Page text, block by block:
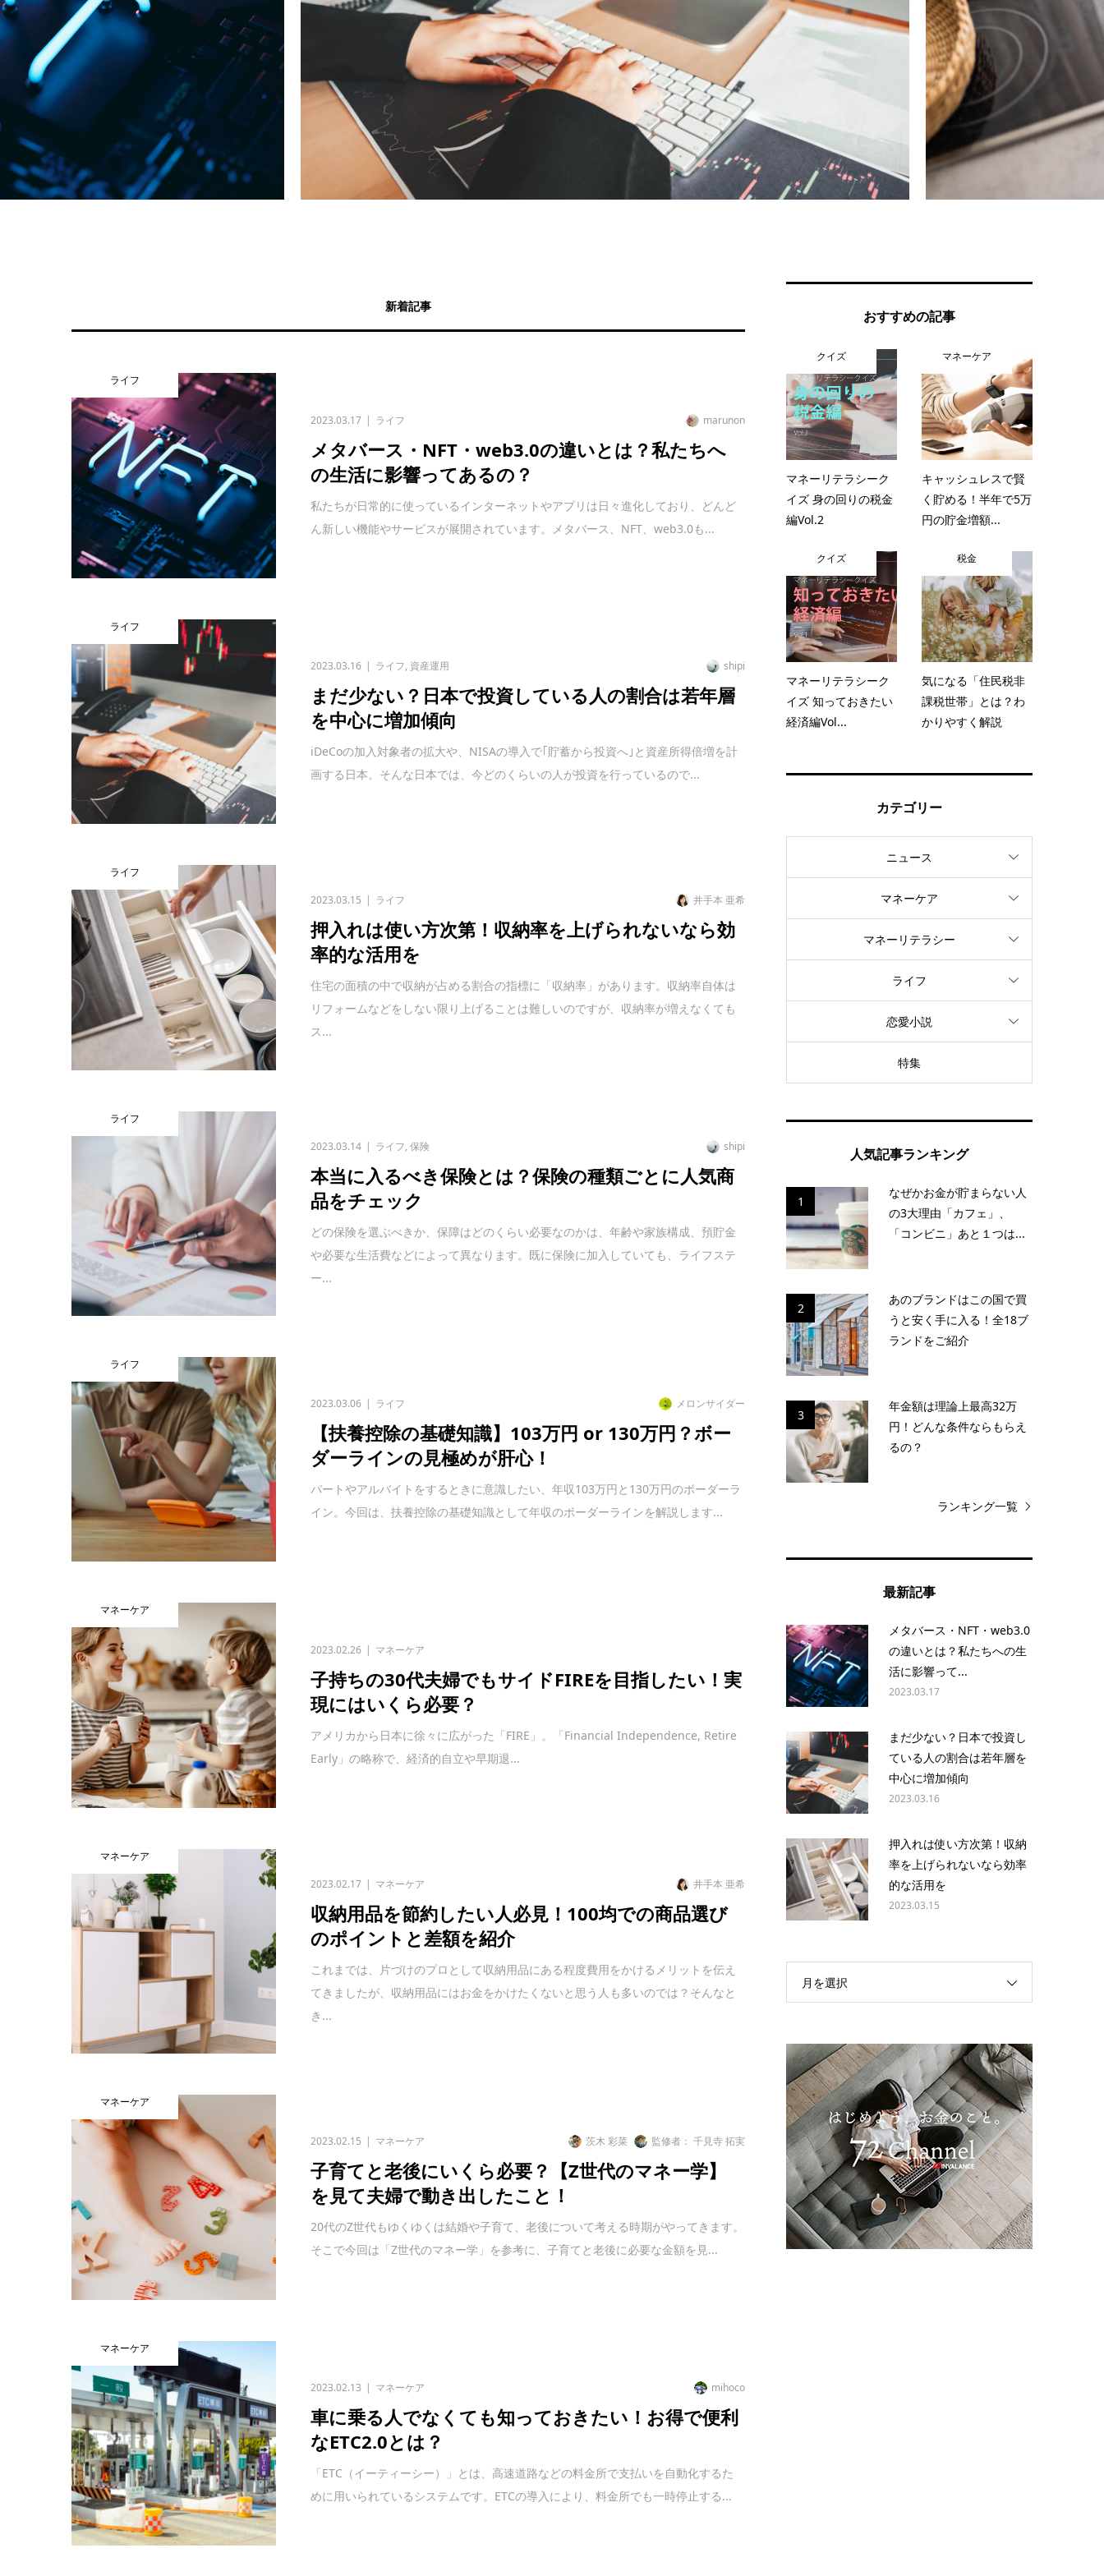
shipi
新着記事
ライフ
2023.03.17 ライフ marunon
メタバース・NFT・web3.0の違いとは？私たちへ
の生活に影響ってあるの？
私たちが日常的に使っているインターネットやアプリは日々進化しており、どんど
ん新しい機能やサービスが展開されています。メタバース、NFT、web3.0も...
ライフ
2023.03.16 ライフ, 資産運用 shipi
まだ少ない？日本で投資している人の割合は若年層
を中心に増加傾向
iDeCoの加入対象者の拡大や、NISAの導入で｢貯蓄から投資へ｣と資産所得倍増を計
画する日本。そんな日本では、今どのくらいの人が投資を行っているので...
ライフ
2023.03.15 ライフ 井手本 亜希
押入れは使い方次第！収納率を上げられないなら効
率的な活用を
住宅の面積の中で収納が占める割合の指標に「収納率」があります。収納率自体は
リフォームなどをしない限り上げることは難しいのですが、収納率が増えなくても
ス...
ライフ
2023.03.14 ライフ,保険 shipi
本当に入るべき保険とは？保険の種類ごとに人気商
品をチェック
どの保険を選ぶべきか、保障はどのくらい必要なのかは、年齢や家族構成、預貯金
や必要な生活費などによって異なります。既に保険に加入していても、ライフステ
ー...
ライフ
2023.03.06 ライフ メロンサイダー
【扶養控除の基礎知識】103万円 or 130万円？ボー
ダーラインの見極めが肝心！
パートやアルバイトをするときに意識したい、年収103万円と130万円のボーダーラ
イン。今回は、扶養控除の基礎知識として年収のボーダーラインを解説します...
マネーケア
2023.02.26 マネーケア
子持ちの30代夫婦でもサイドFIREを目指したい！実
現にはいくら必要？
アメリカから日本に徐々に広がった「FIRE」。「Financial Independence, Retire
Early」の略称で、経済的自立や早期退...
マネーケア
2023.02.17 マネーケア 井手本 亜希
収納用品を節約したい人必見！100均での商品選び
のポイントと差額を紹介
これまでは、片づけのプロとして収納用品にある程度費用をかけるメリットを伝え
てきましたが、収納用品にはお金をかけたくないと思う人も多いのでは？そんなと
き...
マネーケア
2023.02.15 マネーケア 茨木 彩菜 監修者： 千見寺 拓実
子育てと老後にいくら必要？【Z世代のマネー学】
を見て夫婦で動き出したこと！
20代のZ世代もゆくゆくは結婚や子育て、老後について考える時期がやってきます。
そこで今回は「Z世代のマネー学」を参考に、子育てと老後に必要な金額を見...
マネーケア
2023.02.13 マネーケア mihoco
車に乗る人でなくても知っておきたい！お得で便利
なETC2.0とは？
「ETC（イーティーシー）」とは、高速道路などの料金所で支払いを自動化するた
めに用いられているシステムです。ETCの導入により、料金所でも一時停止する...
おすすめの記事
クイズ
マネーリテラシーク
イズ 身の回りの税金
編Vol.2
マネーケア
キャッシュレスで賢
く貯める！半年で5万
円の貯金増額...
クイズ
マネーリテラシーク
イズ 知っておきたい
経済編Vol...
税金
気になる「住民税非
課税世帯」とは？わ
かりやすく解説
カテゴリー
ニュース
マネーケア
マネーリテラシー
ライフ
恋愛小説
特集
人気記事ランキング
1
なぜかお金が貯まらない人
の3大理由「カフェ」、
「コンビニ」あと１つは...
2
あのブランドはこの国で買
うと安く手に入る！全18ブ
ランドをご紹介
3
年金額は理論上最高32万
円！どんな条件ならもらえ
るの？
ランキング一覧
最新記事
メタバース・NFT・web3.0
の違いとは？私たちへの生
活に影響って...
2023.03.17
まだ少ない？日本で投資し
ている人の割合は若年層を
中心に増加傾向
2023.03.16
押入れは使い方次第！収納
率を上げられないなら効率
的な活用を
2023.03.15
月を選択